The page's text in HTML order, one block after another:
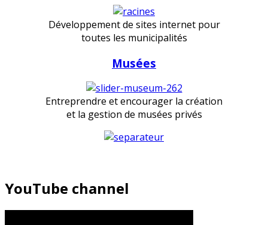
Développement de sites internet pour
toutes les municipalités
Musées
Entreprendre et encourager la création
et la gestion de musées privés
YouTube channel